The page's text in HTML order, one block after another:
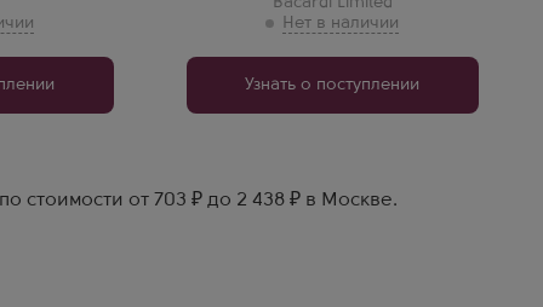
Узнать о поступлении
стоимости от 703 ₽ до 2 438 ₽ в Москве.